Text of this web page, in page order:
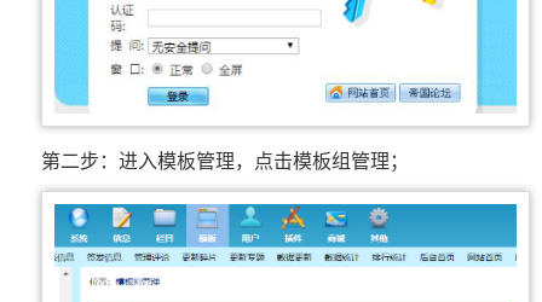
第二步：进入模板管理，点击模板组管理；